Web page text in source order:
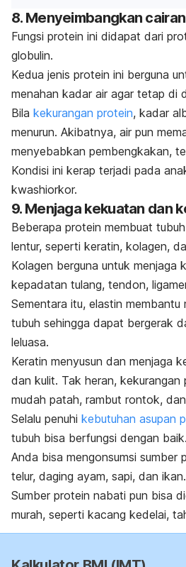
8. Menyeimbangkan
Fungsi protein ini didapat dari
globulin.
Kedua jenis protein ini berguna
menahan kadar air agar tetap di
Bila kekurangan protein, kadar
menurun. Akibatnya, air pun
menyebabkan pembengkakan,
Kondisi ini kerap terjadi pada
kwashiorkor.
9. Menjaga kekuatan dan
Beberapa protein membuat
lentur, seperti keratin, kolagen,
Kolagen berguna untuk menjaga
kepadatan tulang, tendon,
Sementara itu, elastin membantu
tubuh sehingga dapat bergerak
leluasa.
Keratin menyusun dan menjaga
dan kulit. Tak heran, kekurangan
mudah patah, rambut rontok,
Selalu penuhi kebutuhan asupan
tubuh bisa berfungsi dengan baik.
Anda bisa mengonsumsi sumber
telur, daging ayam, sapi, dan ikan.
Sumber protein nabati pun bisa
murah, seperti kacang kedelai,